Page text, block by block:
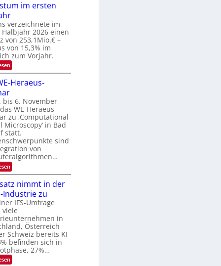
6
n
i
k
-
u
n
d
B
i
l
d
v
e
r
a
r
b
e
i
t
u
n
g
s
-
T
r
e
n
e
K
I
m
t
d
e
n
im ersten
verzeichnete im
2026 einen
von 253,1Mio.€ –
von 15,3% im
zum Vorjahr.
:
E
x
o
s
e
n
s
m
e
l
d
e
t
s
t
a
r
k
e
s
W
a
c
h
s
t
u
m
Heraeus-
bis 6. November
WE-Heraeus-
zu ‚Computational
Microscopy‘ in Bad
statt.
sind
von
:
8
9
.
W
E
-
H
e
r
a
e
u
s
nimmt in der
Industrie zu
IFS-Umfrage
viele
in
Österreich
Schweiz bereits KI
befinden sich in
27%…
: